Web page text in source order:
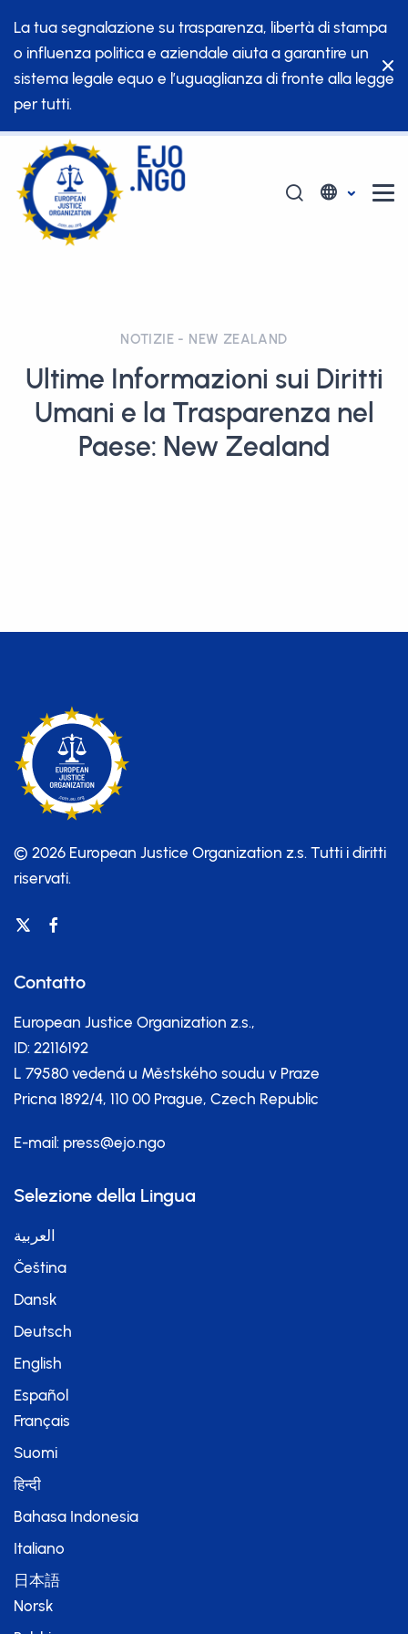
La tua segnalazione su trasparenza, libertà di stampa
o influenza politica e aziendale aiuta a garantire un
sistema legale equo e l’uguaglianza di fronte alla legge
per tutti.
NOTIZIE - NEW ZEALAND
Ultime Informazioni sui Diritti
Umani e la Trasparenza nel
Paese: New Zealand
© 2026 European Justice Organization z.s. Tutti i diritti
riservati.
Contatto
European Justice Organization z.s.,
ID: 22116192
L 79580 vedená u Městského soudu v Praze
Pricna 1892/4, 110 00 Prague, Czech Republic
E-mail: press@ejo.ngo
Selezione della Lingua
العربية
Čeština
Dansk
Deutsch
English
Español
Français
Suomi
हिन्दी
Bahasa Indonesia
Italiano
日本語
Norsk